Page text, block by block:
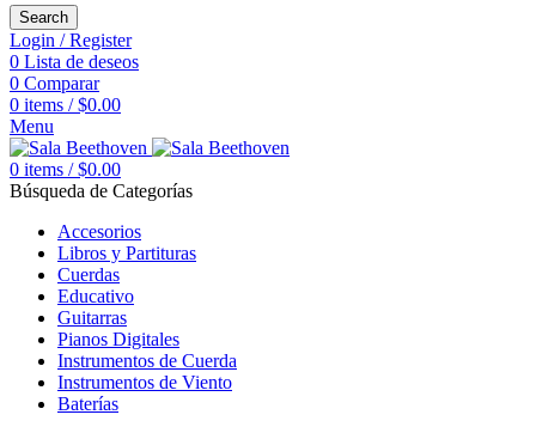
Search
Login / Register
0 Lista de deseos
0 Comparar
0 items / $0.00
Menu
0 items / $0.00
Búsqueda de Categorías
Accesorios
Libros y Partituras
Cuerdas
Educativo
Guitarras
Pianos Digitales
Instrumentos de Cuerda
Instrumentos de Viento
Baterías